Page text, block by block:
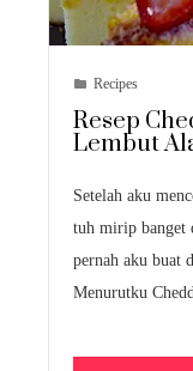
Recipes
Resep
Lembut
Setelah aku
tuh mirip banget
pernah aku buat
Menurutku